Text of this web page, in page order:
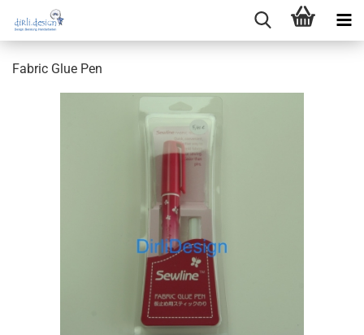
Fabric Glue Pen